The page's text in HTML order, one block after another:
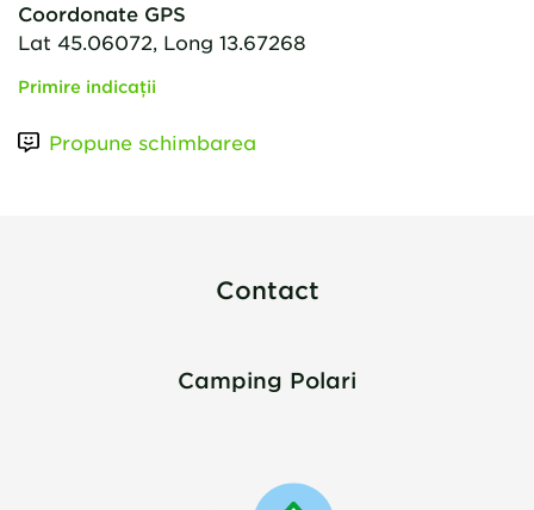
Coordonate GPS
Lat 45.06072, Long 13.67268
Primire indicații
Propune schimbarea
Contact
Camping Polari